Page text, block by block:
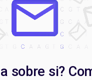
sobre si?